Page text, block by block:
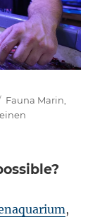
Schlagwörter
Fauna Marin
,